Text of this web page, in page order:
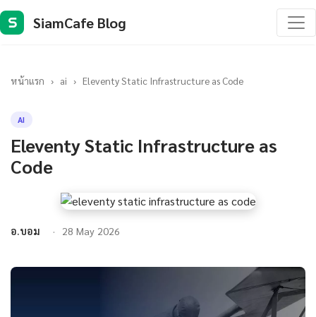
S SiamCafe Blog
หน้าแรก › ai › Eleventy Static Infrastructure as Code
AI
Eleventy Static Infrastructure as
Code
อ.บอม 28 May 2026